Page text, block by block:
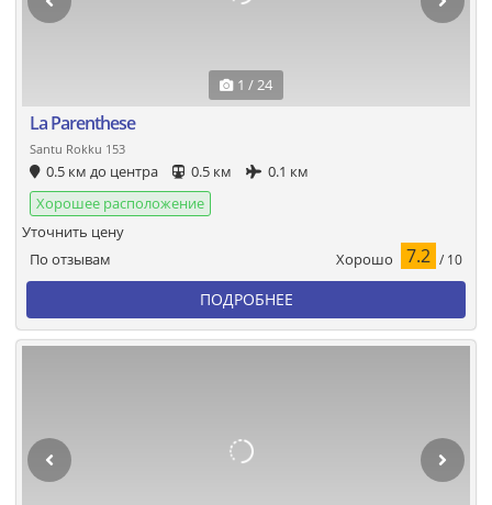
1 / 24
La Parenthese
Santu Rokku 153
0.5 км до центра 0.5 км
0.1 км
Хорошее расположение
По отзывам Хорошо 7.2 / 10
Уточнить цену
ПОДРОБНЕЕ